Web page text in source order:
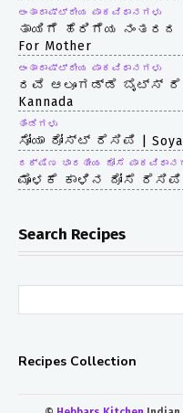
ಅಂತಾರಾಷ್ಟ್ರೀಯ ಪಾಕವಿಧಾನಗಳು
ತಾಯಿಗೆ ಹೆರಿಗೆಯ ನಂತರದ
For Mother
ಅಂತಾರಾಷ್ಟ್ರೀಯ ಪಾಕವಿಧಾನಗಳು
ರವೆ ಆಲೂಗಡ್ಡೆ ಬೈಟ್ಸ್
Kannada
ತಿಂಡಿಗಳು
ಸೋಯಾ ರೋಸ್ಟ್ ರೆಸಿಪಿ | Soya
ದಕ್ಷಿಣ ಭಾರತೀಯ ದೋಸೆ
ಮೊಳಕೆ ಕಾಳಿನ ದೋಸೆ ರೆಸಿಪಿ |
Search Recipes
Recipes Collection